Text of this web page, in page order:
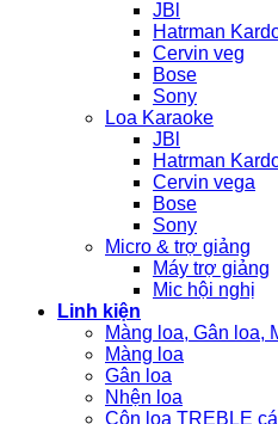
JBl
Hatrman
Cervin veg
Bose
Sony
Loa Karaoke
JBl
Hatrman
Cervin vega
Bose
Sony
Micro & trợ giảng
Máy trợ giảng
Mic hội nghị
Linh kiện
Màng loa, Gân loa,
Màng loa
Gân loa
Nhện loa
Côn loa TREBLE